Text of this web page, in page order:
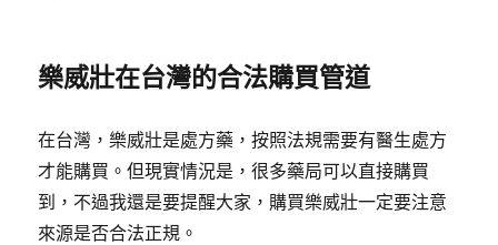
樂威壯在台灣的合法購買管道
在台灣，樂威壯是處方藥，按照法規需要有醫生處方
才能購買。但現實情況是，很多藥局可以直接購買
到，不過我還是要提醒大家，購買樂威壯一定要注意
來源是否合法正規。